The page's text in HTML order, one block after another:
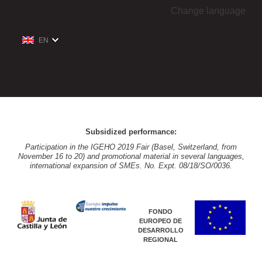
Change language
EN
Subsidized performance:
Participation in the IGEHO 2019 Fair (Basel, Switzerland, from
November 16 to 20) and promotional material in several languages,
international expansion of SMEs. No. Expt. 08/18/SO/0036.
FONDO
EUROPEO DE
DESARROLLO
REGIONAL